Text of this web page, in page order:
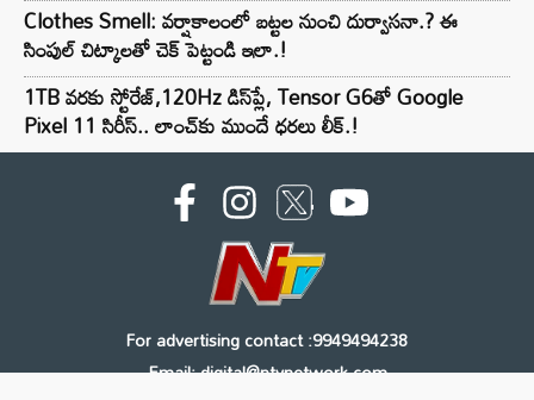
Clothes Smell: వర్షాకాలంలో బట్టల నుంచి దుర్వాసనా.? ఈ
సింపుల్ చిట్కాలతో చెక్ పెట్టండి ఇలా.!
1TB వరకు స్టోరేజ్,120Hz డిస్‌ప్లే, Tensor G6తో Google
Pixel 11 సిరీస్.. లాంచ్⁭కు ముందే ధరలు లీక్.!
For advertising contact :9949494238
Email: digital@ntvnetwork.com